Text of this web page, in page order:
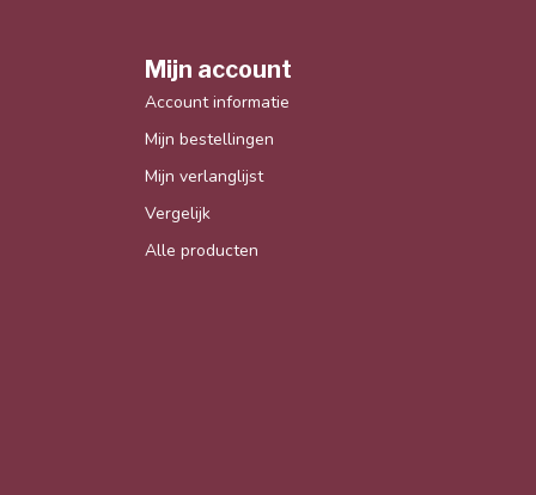
Mijn account
Account informatie
Mijn bestellingen
Mijn verlanglijst
Vergelijk
Alle producten